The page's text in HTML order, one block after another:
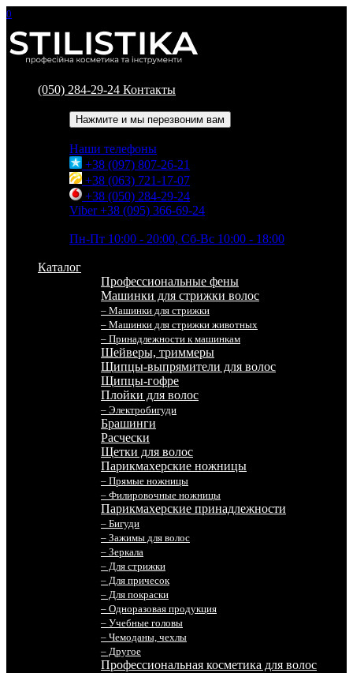
0
(050) 284-29-24 Контакты
Нажмите и мы перезвоним вам
Наши телефоны
+38 (097) 807-26-21
+38 (063) 721-17-07
+38 (050) 284-29-24
Viber +38 (095) 366-69-24
Пн-Пт 10:00 - 20:00, Сб-Вс 10:00 - 18:00
Каталог
Профессиональные фены
Машинки для стрижки волос
– Машинки для стрижки
– Машинки для стрижки животных
– Принадлежности к машинкам
Шейверы, триммеры
Щипцы-выпрямители для волос
Щипцы-гофре
Плойки для волос
– Электробигуди
Брашинги
Расчески
Щетки для волос
Парикмахерские ножницы
– Прямые ножницы
– Филировочные ножницы
Парикмахерские принадлежности
– Бигуди
– Зажимы для волос
– Зеркала
– Для стрижки
– Для причесок
– Для покраски
– Одноразовая продукция
– Учебные головы
– Чемоданы, чехлы
– Другое
Профессиональная косметика для волос